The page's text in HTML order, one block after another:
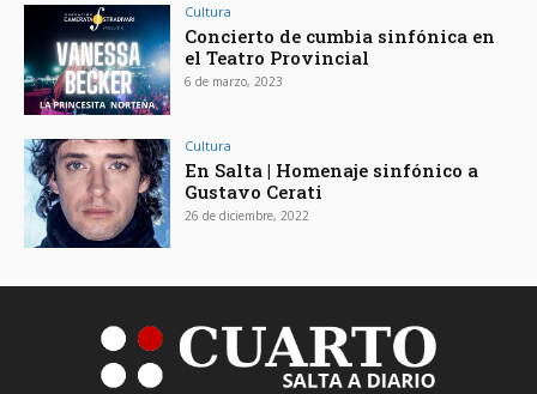
Cultura
Concierto de cumbia sinfónica en
el Teatro Provincial
6 de marzo, 2023
Cultura
En Salta | Homenaje sinfónico a
Gustavo Cerati
26 de diciembre, 2022